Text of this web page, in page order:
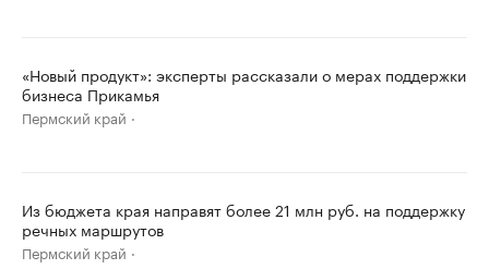
«Новый продукт»: эксперты рассказали о мерах поддержки
бизнеса Прикамья
Пермский край
Из бюджета края направят более 21 млн руб. на поддержку
речных маршрутов
Пермский край